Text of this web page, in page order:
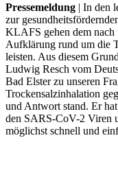
Pressemeldung | In den
zur
KLAFS gehen dem nach
Aufklärung rund um die
leisten. Aus diesem
Ludwig Resch vom
Bad Elster zu unseren
Trockensalzinhalation
und Antwort stand. Er
den SARS-CoV-2 Viren
möglichst schnell und